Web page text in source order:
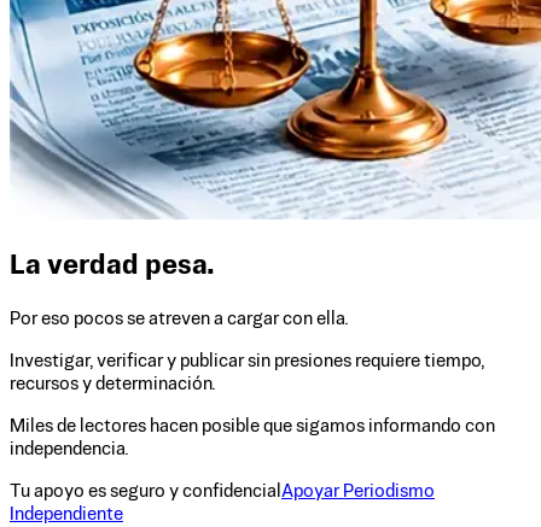
La verdad pesa.
Por eso pocos se atreven a cargar con ella.
Investigar, verificar y publicar sin presiones requiere tiempo,
recursos y determinación.
Miles de lectores hacen posible que sigamos informando con
independencia.
Tu apoyo es seguro y confidencial Apoyar Periodismo
Independiente